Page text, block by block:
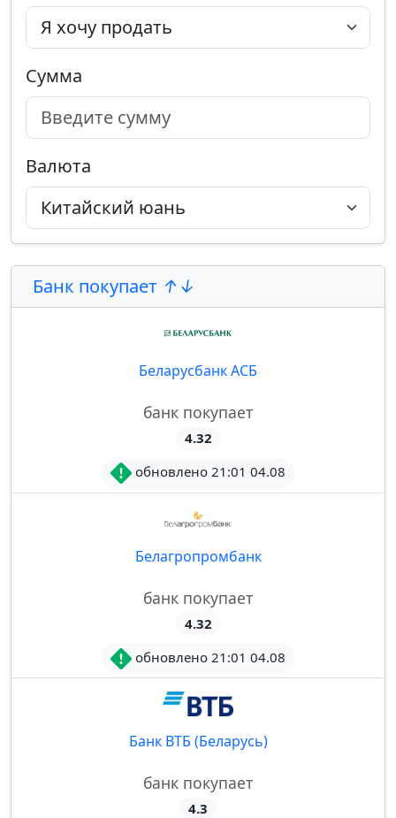
Сумма
Валюта
Банк покупает
Беларусбанк АСБ
банк покупает
4.32
обновлено 21:01 04.08
Белагропромбанк
банк покупает
4.32
обновлено 21:01 04.08
Банк ВТБ (Беларусь)
банк покупает
4.3